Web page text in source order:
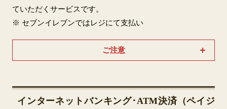
ていただくサービスです。
※ セブンイレブンではレジにて支払い
ご注意
インターネットバンキング･ATM決済（ペイジ